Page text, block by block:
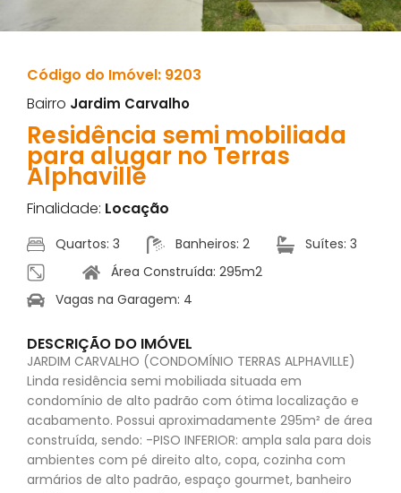
Código do Imóvel: 9203
Bairro Jardim Carvalho
Residência semi mobiliada
para alugar no Terras
Alphaville
Finalidade: Locação
Quartos: 3 Banheiros: 2
Suítes: 3
Área Construída: 295m2
Vagas na Garagem: 4
DESCRIÇÃO DO IMÓVEL
JARDIM CARVALHO (CONDOMÍNIO TERRAS ALPHAVILLE)
Linda residência semi mobiliada situada em
condomínio de alto padrão com ótima localização e
acabamento. Possui aproximadamente 295m² de área
construída, sendo: -PISO INFERIOR: ampla sala para dois
ambientes com pé direito alto, copa, cozinha com
armários de alto padrão, espaço gourmet, banheiro